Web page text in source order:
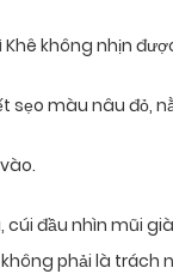
Khê không nhịn
sẹo màu nâu đỏ,
đầu nhìn mũi
phải là trách